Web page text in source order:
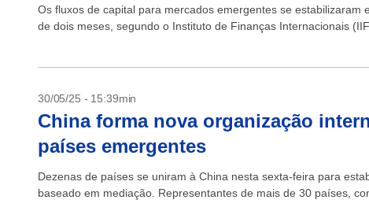
Os fluxos de capital para mercados emergentes se
de dois meses, segundo o Instituto de Finanças Internacionais
30/05/25 - 15:39min
China forma nova organização
países emergentes
Dezenas de países se uniram à China nesta sexta-feira para
baseado em mediação. Representantes de mais de 30 países,